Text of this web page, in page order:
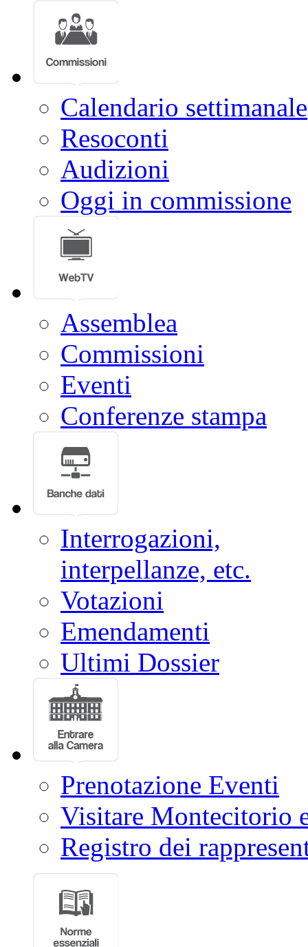
Calendario settimanale
Resoconti
Audizioni
Oggi in commissione
Assemblea
Commissioni
Eventi
Conferenze stampa
Interrogazioni,
interpellanze, etc.
Votazioni
Emendamenti
Ultimi Dossier
Prenotazione Eventi
Visitare Montecitorio
Registro dei